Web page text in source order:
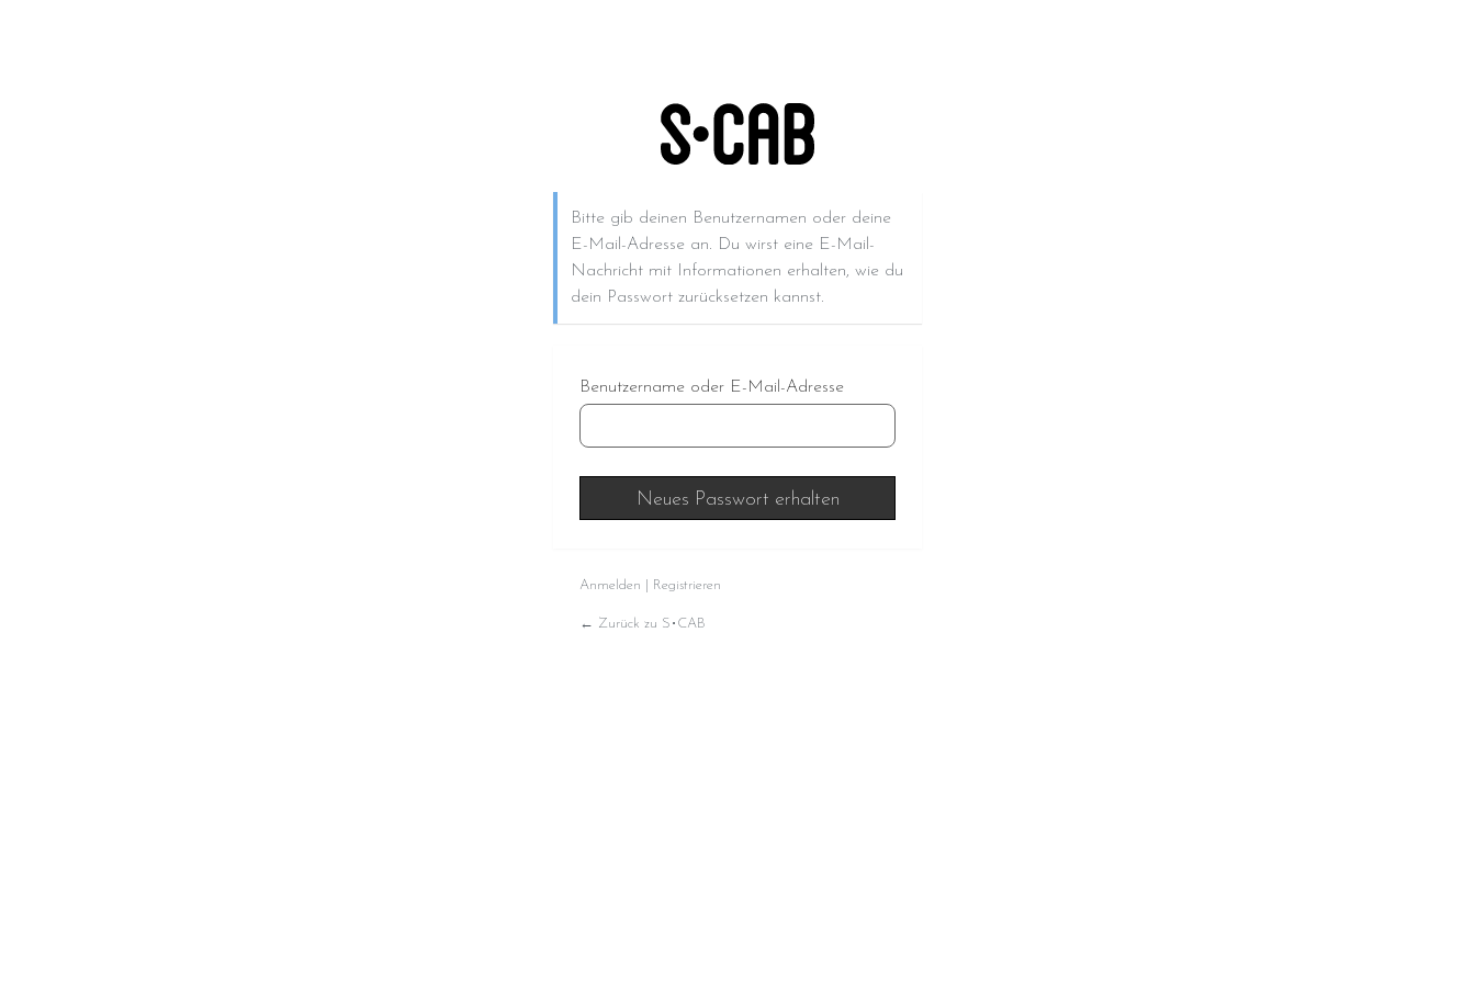
Bitte gib deinen Benutzernamen oder deine
E-Mail-Adresse an. Du wirst eine E-Mail-
Nachricht mit Informationen erhalten, wie du
dein Passwort zurücksetzen kannst.
Benutzername oder E-Mail-Adresse
Anmelden Registrieren
← Zurück zu S•CAB